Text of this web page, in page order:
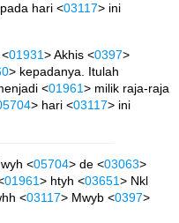
hari <03117> ini
01931> Akhis <0397>
> kepadanya. Itulah
<01961> milik raja-raja
> hari <03117> ini
<05704> de <03063>
01961> htyh <03651> Nkl
<03117> Mwyb <0397>